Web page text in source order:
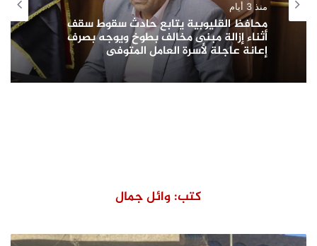
منذ 3 أيام
محافظ القليوبية يتابع حادث سقوط سقف
أثناء إزالة مبنى مخالف بطوخ ويوجه بصرف
إعانة عاجلة لأسرة العامل المتوفى
كتب: وائل جمال